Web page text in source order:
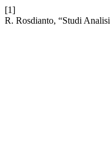
[1]
R. Rosdianto, “Studi